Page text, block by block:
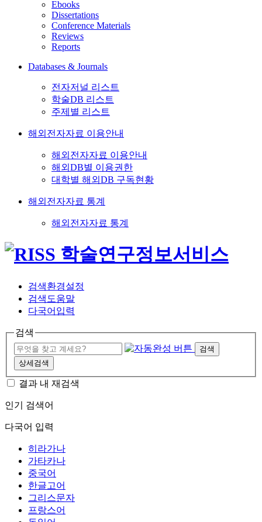
Ebooks
Dissertations
Conference Materials
Reviews
Reports
Databases & Journals
전자저널 리스트
학술DB 리스트
주제별 리스트
해외전자자료 이용안내
해외전자자료 이용안내
해외DB별 이용권한
대학별 해외DB 구독현황
해외전자자료 통계
해외전자자료 통계
검색환경설정
검색도움말
다국어입력
검색
검색
상세검색
결과 내 재검색
인기 검색어
다국어 입력
히라가나
가타카나
중국어
한글고어
그리스문자
프랑스어